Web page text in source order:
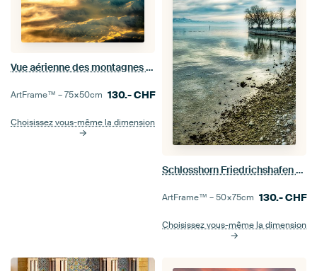
Vue aérienne des montagnes du Zagros en Iran avec le brouillard
ArtFrame™ –75×50cm 130.-CHF
Choisissez vous-même la dimension
Schlosshorn Friedrichshafen Lac de Constance
ArtFrame™ –50×75cm 130.-CHF
Choisissez vous-même la dimension